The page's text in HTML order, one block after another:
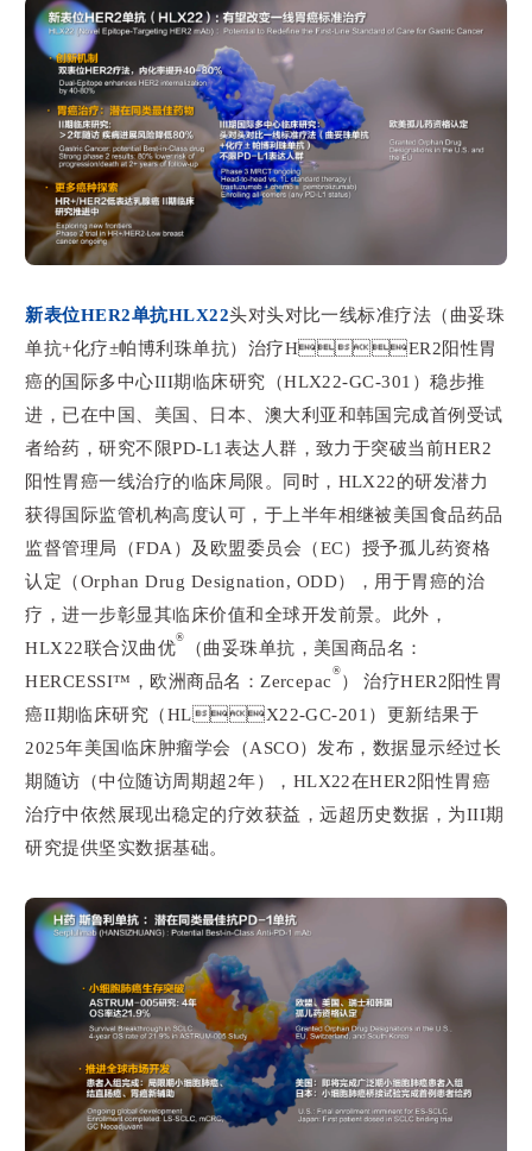
新表位HER2单抗HLX22头对头对比一线标准疗法（曲妥珠
单抗+化疗±帕博利珠单抗）治疗HER2阳性胃
癌的国际多中心III期临床研究（HLX22-GC-301）稳步推
进，已在中国、美国、日本、澳大利亚和韩国完成首例受试
者给药，研究不限PD-L1表达人群，致力于突破当前HER2
阳性胃癌一线治疗的临床局限。同时，HLX22的研发潜力
获得国际监管机构高度认可，于上半年相继被美国食品药品
监督管理局（FDA）及欧盟委员会（EC）授予孤儿药资格
认定（Orphan Drug Designation, ODD），用于胃癌的治
疗，进一步彰显其临床价值和全球开发前景。此外，
HLX22联合汉曲优
®
（曲妥珠单抗，美国商品名：
HERCESSI™️，欧洲商品名：Zercepac
®
）治疗HER2阳性胃
癌II期临床研究（HLX22-GC-201）更新结果于
2025年美国临床肿瘤学会（ASCO）发布，数据显示经过长
期随访（中位随访周期超2年），HLX22在HER2阳性胃癌
治疗中依然展现出稳定的疗效获益，远超历史数据，为III期
研究提供坚实数据基础。